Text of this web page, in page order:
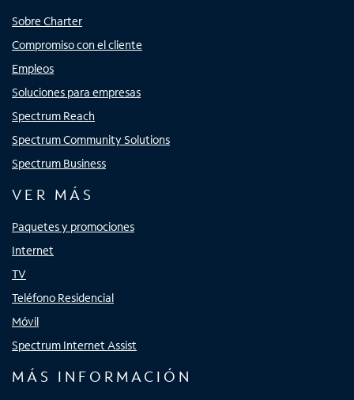
Sobre Charter
Compromiso con el cliente
Empleos
Soluciones para empresas
Spectrum Reach
Spectrum Community Solutions
Spectrum Business
VER MÁS
Paquetes y promociones
Internet
TV
Teléfono Residencial
Móvil
Spectrum Internet Assist
MÁS INFORMACIÓN